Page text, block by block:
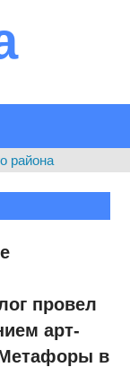
провел
арт-
в